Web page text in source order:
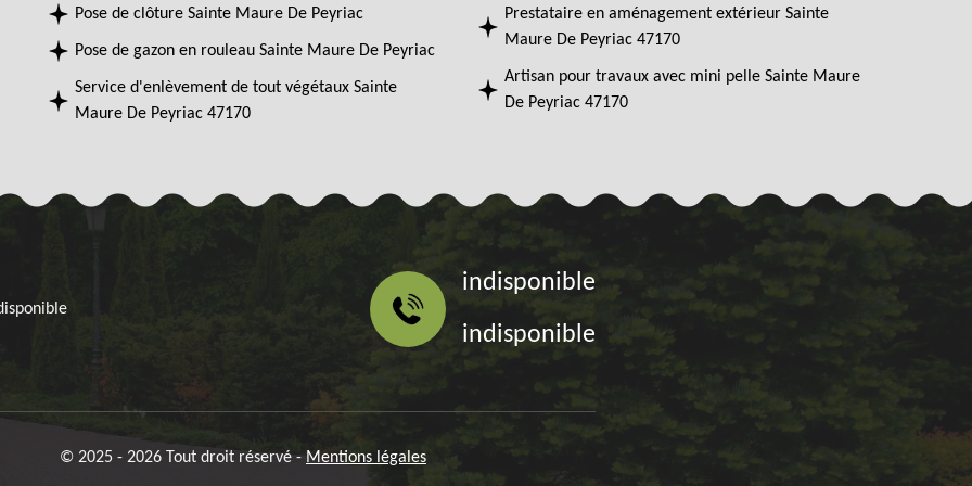
Pose de clôture Sainte Maure De Peyriac
Pose de gazon en rouleau Sainte Maure De Peyriac
Service d'enlèvement de tout végétaux Sainte
Maure De Peyriac 47170
Prestataire en aménagement extérieur Sainte
Maure De Peyriac 47170
Artisan pour travaux avec mini pelle Sainte Maure
De Peyriac 47170
indisponible
indisponible
© 2025 - 2026 Tout droit réservé - Mentions légales